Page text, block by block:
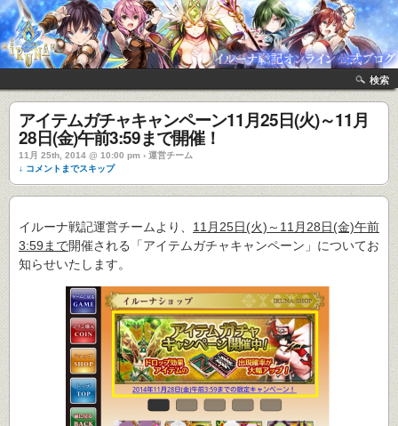
検索
アイテムガチャキャンペーン11月25日(火)～11月
28日(金)午前3:59まで開催！
11月 25th, 2014 @ 10:00 pm › 運営チーム
↓ コメントまでスキップ
イルーナ戦記運営チームより、 11月25日(火)～11月28日(金)午前
3:59まで開催される「アイテムガチャキャンペーン」についてお
知らせいたします。